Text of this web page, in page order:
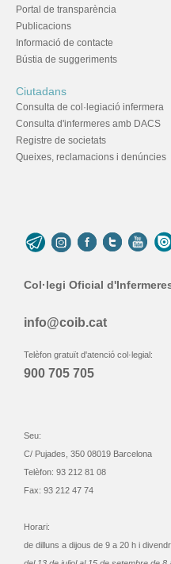
Portal de transparència
Publicacions
Informació de contacte
Bústia de suggeriments
Ciutadans
Consulta de col·legiació infermera
Consulta d'infermeres amb DACS
Registre de societats
Queixes, reclamacions i denúncies
Col·legi Oficial
info@coib.cat
Telèfon gratuït d'atenció col·legial:
900 705 705
Seu:
C/ Pujades, 350 08019 Barcelona
Telèfon: 93 212 81 08
Fax: 93 212 47 74
Horari:
de dilluns a dijous de 9 a 20 h i